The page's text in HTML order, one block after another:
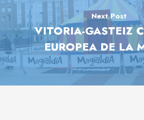
Next Post
VITORIA-GASTEIZ
EUROPEA DE LA